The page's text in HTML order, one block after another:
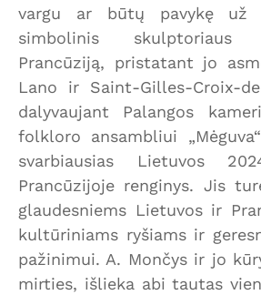
vargu ar būtų pavykę už
simbolinis
Prancūziją, pristatant jo
Lano ir Saint-Gilles-Croix-
dalyvaujant Palangos
folkloro ansambliui
svarbiausias Lietuvos
Prancūzijoje renginys. Jis
glaudesniems Lietuvos ir
kultūriniams ryšiams ir
pažinimui. A. Mončys ir jo
mirties, išlieka abi tautas